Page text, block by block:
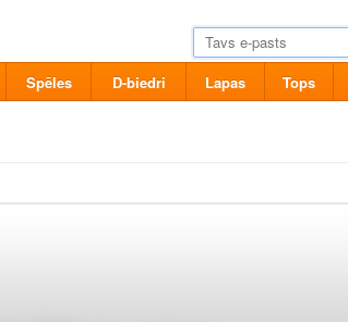
Spēles D-biedri Lapas Tops